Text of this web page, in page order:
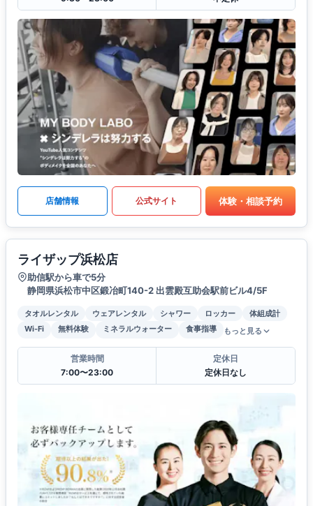
店舗情報 公式サイト 体験・相談予約
ライザップ浜松店
助信駅から車で5分
静岡県浜松市中区鍛冶町140-2 出雲殿互助会駅前ビル4/5F
タオルレンタル ウェアレンタル シャワー ロッカー
体組成計
Wi-Fi
無料体験 ミネラルウォーター 食事指導 もっと見る
営業時間
7:00〜23:00
定休日
定休日なし